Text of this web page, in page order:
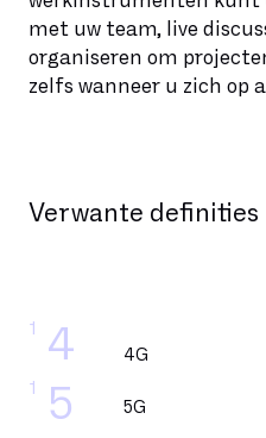
4
1
5
1
4G
5G
met uw team, live
organiseren om
zelfs wanneer u zich op
Verwante definities